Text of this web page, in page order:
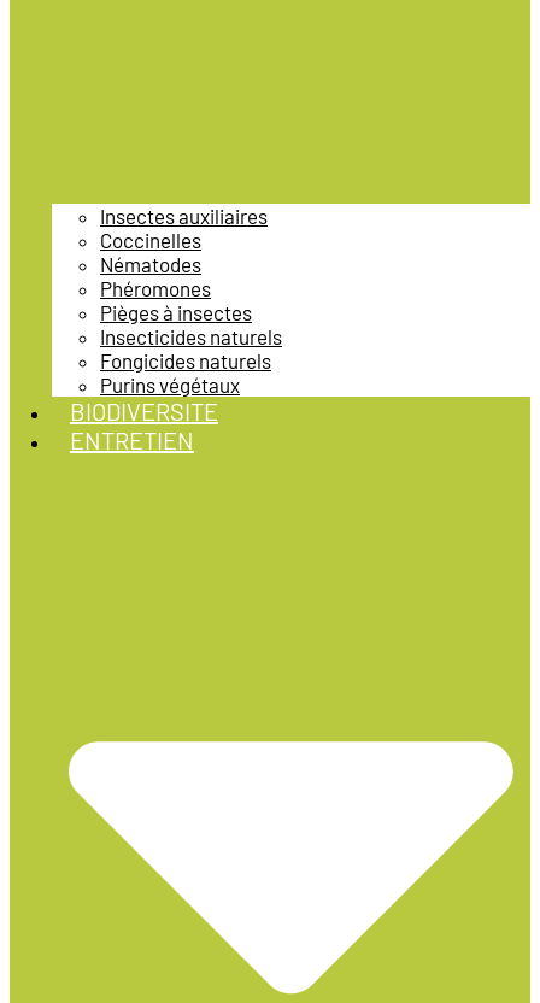
Insectes auxiliaires
Coccinelles
Nématodes
Phéromones
Pièges à insectes
Insecticides naturels
Fongicides naturels
Purins végétaux
BIODIVERSITE
ENTRETIEN